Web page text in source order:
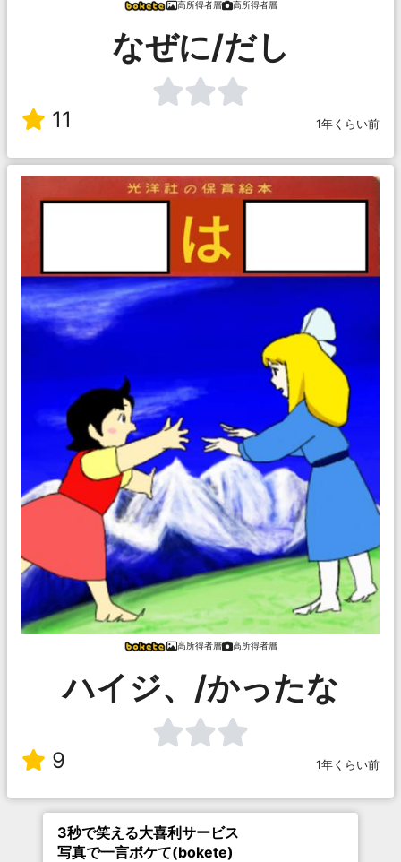
高所得者層 高所得者層
なぜに/だし
11 1年くらい前
高所得者層 高所得者層
ハイジ、/かったな
9 1年くらい前
3秒で笑える大喜利サービス
写真で一言ボケて(bokete)